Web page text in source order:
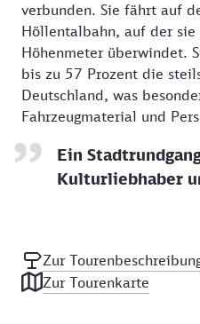
verbunden. Sie fährt auf
Höllentalbahn, auf der
Höhenmeter überwindet.
bis zu 57 Prozent die
Deutschland, was
Fahrzeugmaterial und
Ein
Kulturliebhaber
Zur
Zur Tourenkarte